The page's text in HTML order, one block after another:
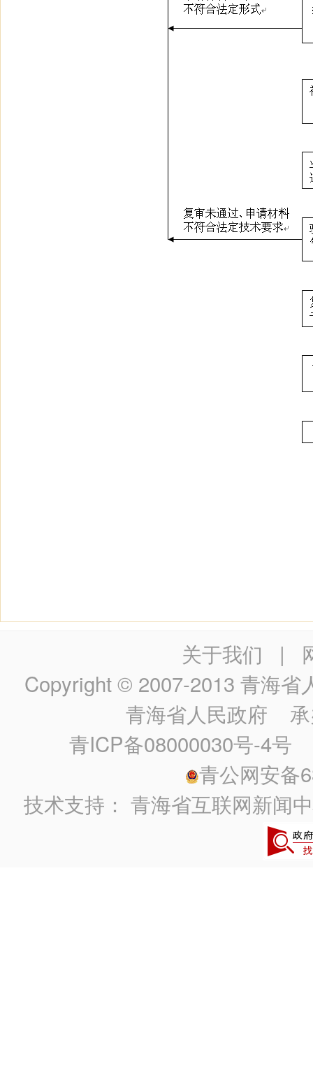
关于我们 |
Copyright © 2007-2013 青海省
青海省人民政府 承
青ICP备08000030号-4号
青公网安备
技术支持： 青海省互联网新闻